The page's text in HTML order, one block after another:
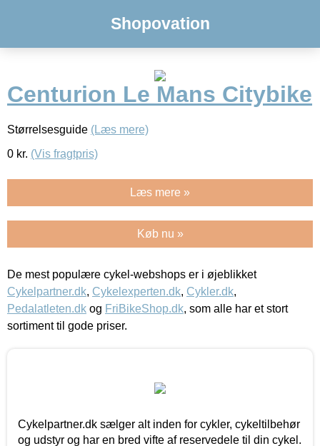
Shopovation
Centurion Le Mans Citybike
Størrelsesguide (Læs mere)
0 kr. (Vis fragtpris)
Læs mere »
Køb nu »
De mest populære cykel-webshops er i øjeblikket
Cykelpartner.dk, Cykelexperten.dk, Cykler.dk,
Pedalatleten.dk og FriBikeShop.dk, som alle har et stort
sortiment til gode priser.
Cykelpartner.dk sælger alt inden for cykler, cykeltilbehør
og udstyr og har en bred vifte af reservedele til din cykel.